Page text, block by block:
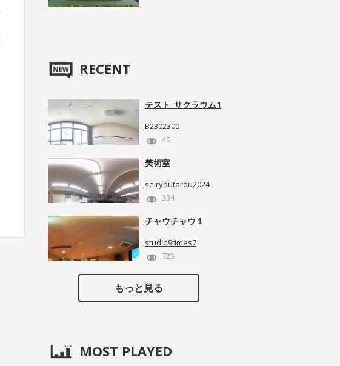
RECENT
テスト_サクラウム1
B2302300
46
美術室
seiryoutarou2024
334
チャウチャウ１
studio9times7
723
もっと見る
MOST PLAYED